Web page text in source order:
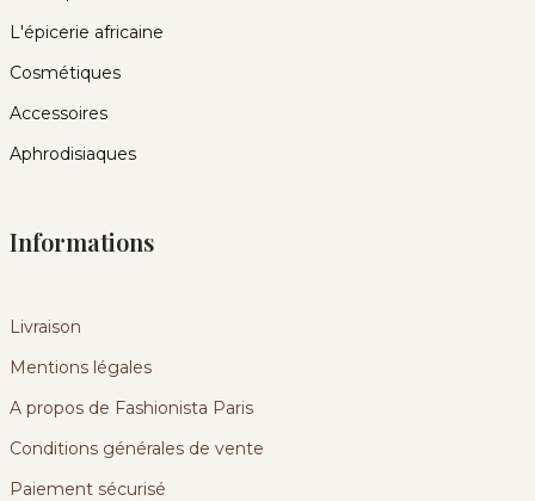
L'épicerie africaine
Cosmétiques
Accessoires
Aphrodisiaques
Informations
Livraison
Mentions légales
A propos de Fashionista Paris
Conditions générales de vente
Paiement sécurisé